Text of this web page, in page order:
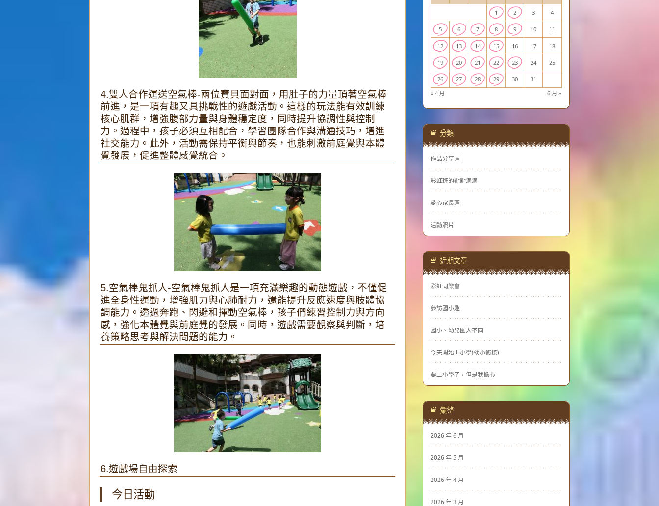
4.雙人合作運送空氣棒-兩位寶貝面對面，用肚子的力量頂著空氣棒
前進，是一項有趣又具挑戰性的遊戲活動。這樣的玩法能有效訓練
核心肌群，增強腹部力量與身體穩定度，同時提升協調性與控制
力。過程中，孩子必須互相配合，學習團隊合作與溝通技巧，增進
社交能力。此外，活動需保持平衡與節奏，也能刺激前庭覺與本體
覺發展，促進整體感覺統合。
5.空氣棒鬼抓人-空氣棒鬼抓人是一項充滿樂趣的動態遊戲，不僅促
進全身性運動，增強肌力與心肺耐力，還能提升反應速度與肢體協
調能力。透過奔跑、閃避和揮動空氣棒，孩子們練習控制力與方向
感，強化本體覺與前庭覺的發展。同時，遊戲需要觀察與判斷，培
養策略思考與解決問題的能力。
6.遊戲場自由探索
今日活動
« 4 月 6 月 »
1 2 3 4
5 6 7 8 9 10 11
12 13 14 15 16 17 18
19 20 21 22 23 24 25
26 27 28 29 30 31
分類
作品分享區
彩虹班的點點滴滴
愛心家長區
活動照片
近期文章
彩虹同樂會
參訪國小趣
國小、幼兒園大不同
今天開始上小學(幼小銜接)
要上小學了，但是我擔心
彙整
2026 年 6 月
2026 年 5 月
2026 年 4 月
2026 年 3 月